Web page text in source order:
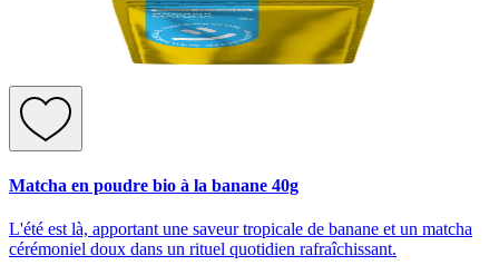
Matcha en poudre bio à la banane 40g
L'été est là, apportant une saveur tropicale de banane et un matcha
cérémoniel doux dans un rituel quotidien rafraîchissant.